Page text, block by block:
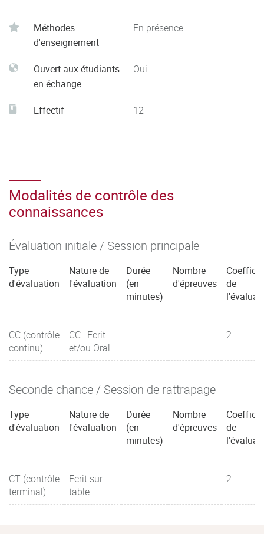
Méthodes
d'enseignement
En présence
Ouvert aux étudiants
en échange
Oui
Effectif 12
Modalités de contrôle des
connaissances
Évaluation initiale / Session principale
Type
d'évaluation
Nature de
l'évaluation
Durée
(en
minutes)
Nombre
d'épreuves
de
CC (contrôle
continu)
CC : Ecrit
et/ou Oral
2
Seconde chance / Session de rattrapage
Type
d'évaluation
Nature de
l'évaluation
Durée
(en
minutes)
Nombre
d'épreuves
de
CT (contrôle
terminal)
Ecrit sur
table
2